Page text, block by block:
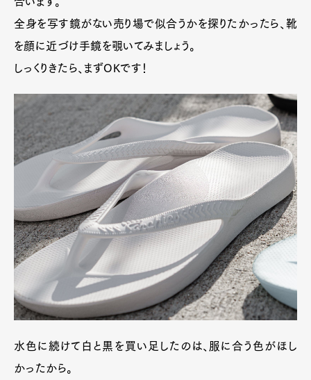
GourmetCars
Product Culture Lifestyle
Pen Membership
Magazine
Official Columnist
About
Contact
Pen Meet
Pen international Pen tw
全身を写す鏡がない売り場で似合うかを探りたかったら、靴
を顔に近づけ手鏡を覗いてみましょう。
しっくりきたら、まずOKです！
水色に続けて白と黒を買い足したのは、服に合う色がほし
かったから。